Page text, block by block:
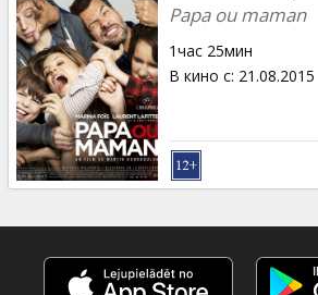
Papa ou maman
1час 25мин
В кино с: 21.08.2015